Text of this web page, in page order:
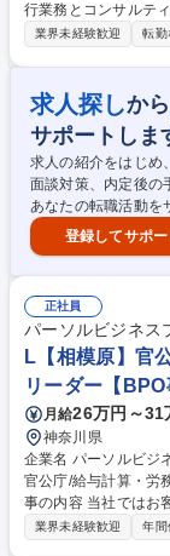
行業務とコンサルテ
務、財務分析などの
ます。税理士が内容
の現在の経営状況に
有のために「ビジョ
念・スローガンを達
囲：変更なし 募集職種 【岐阜・税務スタッフ】経理経験者歓迎！【WEB
面接可】
業界未経験歓迎 転勤
求人探しから
サポートしま
求人の紹介をはじめ
面談対策、内定後の
あなたの転職活動を
登録してサポ
正社員
パーソルビジネス
L【相模原】官
リーダー【
月給26万円～31
神奈川県
企業名 パーソルビジネスプ
官公庁/給与計算・労
事の内容 当社ではお
ており、大手企業・
業界未経験歓迎 年間